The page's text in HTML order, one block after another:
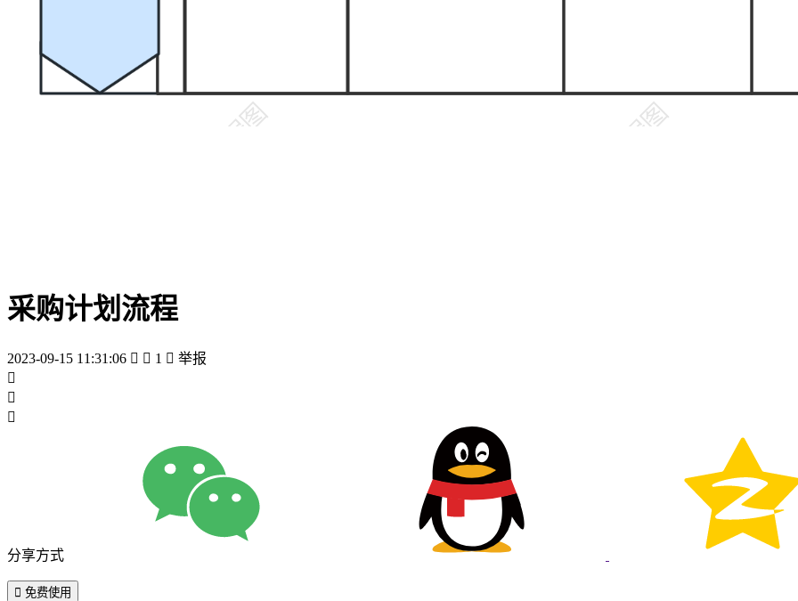
采购计划流程
2023-09-15 11:31:06   1  举报



分享方式
 免费使用